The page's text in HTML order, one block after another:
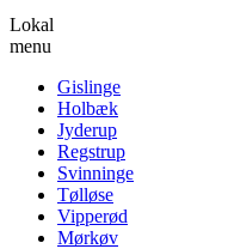
Lokal
menu
Gislinge
Holbæk
Jyderup
Regstrup
Svinninge
Tølløse
Vipperød
Mørkøv